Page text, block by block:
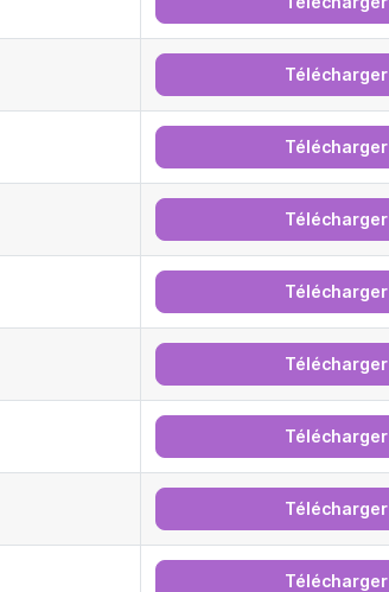
Télécharger
Télécharger
Télécharger
Télécharger
Télécharger
Télécharger
Télécharger
Télécharger